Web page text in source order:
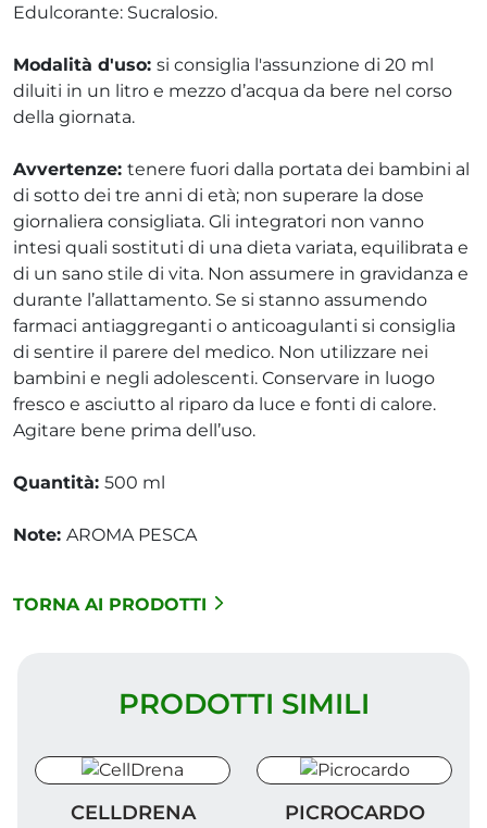
Edulcorante: Sucralosio.
Modalità d'uso: si consiglia l'assunzione di 20 ml
diluiti in un litro e mezzo d’acqua da bere nel corso
della giornata.
Avvertenze: tenere fuori dalla portata dei bambini al
di sotto dei tre anni di età; non superare la dose
giornaliera consigliata. Gli integratori non vanno
intesi quali sostituti di una dieta variata, equilibrata e
di un sano stile di vita. Non assumere in gravidanza e
durante l’allattamento. Se si stanno assumendo
farmaci antiaggreganti o anticoagulanti si consiglia
di sentire il parere del medico. Non utilizzare nei
bambini e negli adolescenti. Conservare in luogo
fresco e asciutto al riparo da luce e fonti di calore.
Agitare bene prima dell’uso.
Quantità: 500 ml
Note: AROMA PESCA
TORNA AI PRODOTTI
PRODOTTI SIMILI
CELLDRENA PICROCARDO